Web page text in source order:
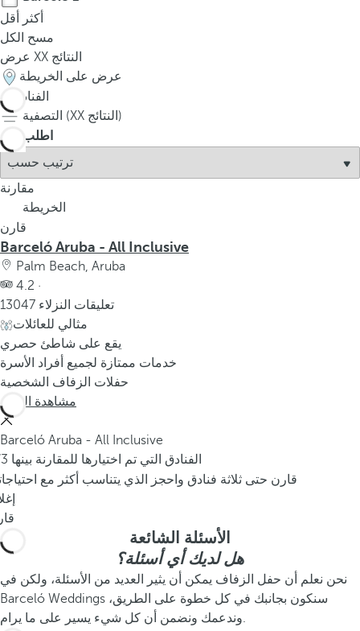
أكثر
أقل
مسح الكل
XX النتائج
عرض على الخريطة
1
الفنادق
التصفية (XX
النتائج)
اطلب
مقارنة
الخريطة
قارن
Barceló Aruba - All Inclusive
Palm Beach, Aruba
4.2 ·
13047 تعليقات النزلاء
مثالي للعائلات
يقع على شاطئ حصري
خدمات ممتازة لجميع أفراد الأسرة
حفلات الزفاف الشخصية
مشاهدة المزيد
Barceló Aruba - All Inclusive
/3 الفنادق التي تم اختيارها للمقارنة بينها
قارن حتى ثلاثة فنادق واحجز الذي يتناسب أكثر مع
الأسئلة الشائعة
هل لديك أي أسئلة؟
نحن نعلم أن حفل الزفاف يمكن أن يثير العديد من الأسئلة، ولكن في
Barceló Weddings سنكون بجانبك في كل خطوة على الطريق،
وندعمك ونضمن أن كل شيء يسير على ما يرام.